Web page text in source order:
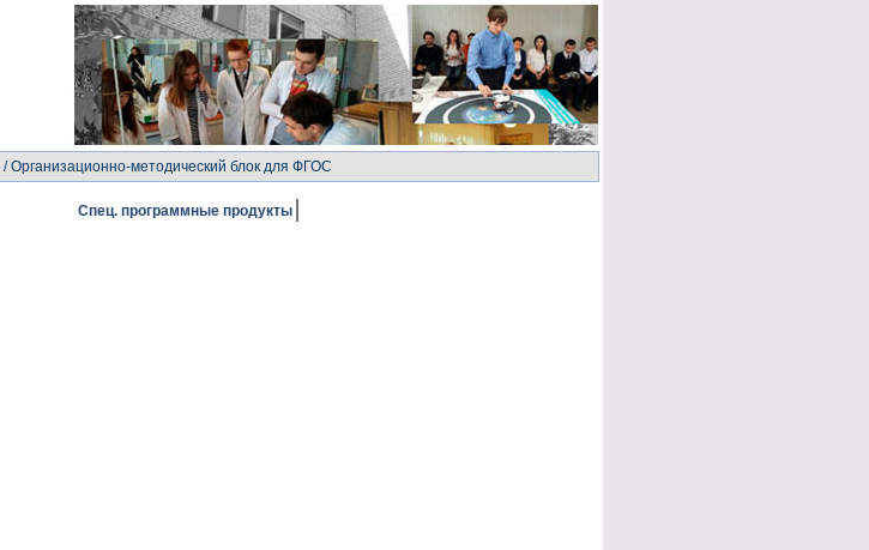
/ Организационно-методический блок для ФГОС
Спец. программные продукты